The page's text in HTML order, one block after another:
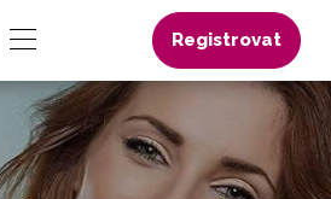
Registrovat